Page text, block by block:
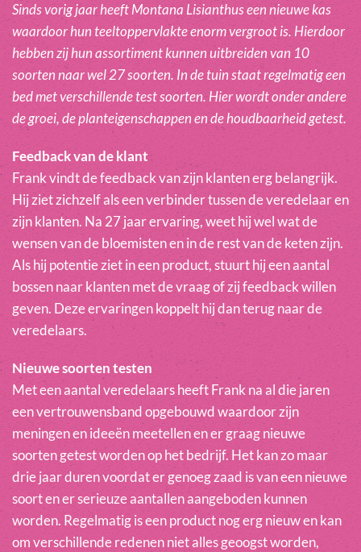
Sinds vorig jaar heeft Montana Lisianthus een nieuwe kas
waardoor hun teeltoppervlakte enorm vergroot is. Hierdoor
hebben zij hun assortiment kunnen uitbreiden van 10
soorten naar wel 27 soorten. In de tuin staat regelmatig een
bed met verschillende test soorten. Hier wordt onder andere
de groei, de planteigenschappen en de houdbaarheid getest.
Feedback van de klant
Frank vindt de feedback van zijn klanten erg belangrijk.
Hij ziet zichzelf als een verbinder tussen de veredelaar en
zijn klanten. Na 27 jaar ervaring, weet hij wel wat de
wensen van de bloemisten en in de rest van de keten zijn.
Als hij potentie ziet in een product, stuurt hij een aantal
bossen naar klanten met de vraag of zij feedback willen
geven. Deze ervaringen koppelt hij dan terug naar de
veredelaars.
Nieuwe soorten testen
Met een aantal veredelaars heeft Frank na al die jaren
een vertrouwensband opgebouwd waardoor zijn
meningen en ideeën meetellen en er graag nieuwe
soorten getest worden op het bedrijf. Het kan zo maar
drie jaar duren voordat er genoeg zaad is van een nieuwe
soort en er serieuze aantallen aangeboden kunnen
worden. Regelmatig is een product nog erg nieuw en kan
om verschillende redenen niet alles geoogst worden,